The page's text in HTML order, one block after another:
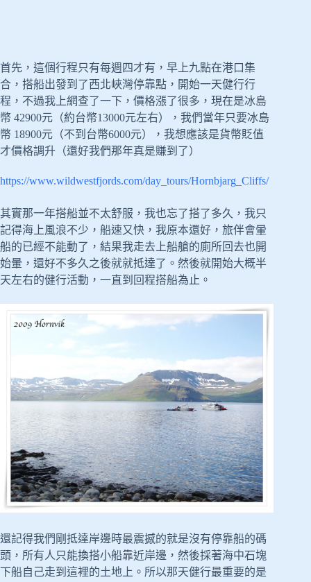
首先，這個行程只有每週四才有，早上九點在港口集
合，搭船出發到了西北峽灣停靠點，開始一天健行行
程，不過我上網查了一下，價格漲了很多，現在是冰島
幣 42900元（約台幣13000元左右），我們當年只要冰島
幣 18900元（不到台幣6000元），我想應該是貨幣貶值
才價格調升（還好我們那年真是賺到了）
https://www.wildwestfjords.com/day_tours/Hornbjarg_Cliffs/
其實那一年搭船並不太舒服，我也忘了搭了多久，我只
記得海上風浪不少，船速又快，我原本還好，旅伴會暈
船的已經不能動了，結果我走去上船艙的廁所回去也開
始暈，還好不多久之後就就抵達了。然後就開始大概半
天左右的健行活動，一直到回程搭船為止。
還記得我們剛抵達岸邊時最震撼的就是沒有停靠船的碼
頭，所有人只能換搭小船靠近岸邊，然後採著海中石塊
下船自己走到這裡的土地上。所以那天健行最重要的是